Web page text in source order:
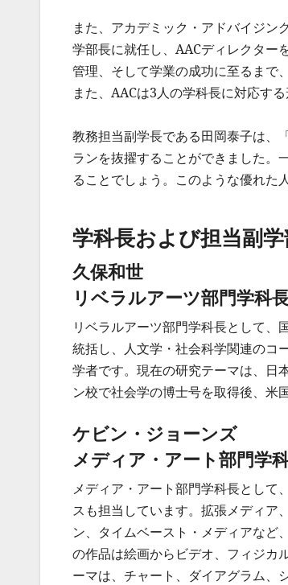
また、アカデミック・アドバイジン
学部長に就任し、AACディレクター
管理、そして学業の成功に至るまで
また、AACは3人の学科長に対応す
教務担当副学長である田岡泰子は、
ランを抜擢することができました。
ることでしょう。このような優れた
学科長および担当副
久保和世
リベラルアーツ部門学科
リベラルアーツ部門学科長として、
統括し、人文学・社会科学関連のコ
学者です。現在の研究テーマは、日
ン校で社会学の博士号を取得後、米
ケビン・ジョーンズ
メディア・アート部門学
メディア・アート部門学科長として
スも担当しています。拡張メディア
ン、タイムベースト・メディアなど
の作品は絵画からビデオ、フィジカ
ーマは、チャート、ダイアグラム、